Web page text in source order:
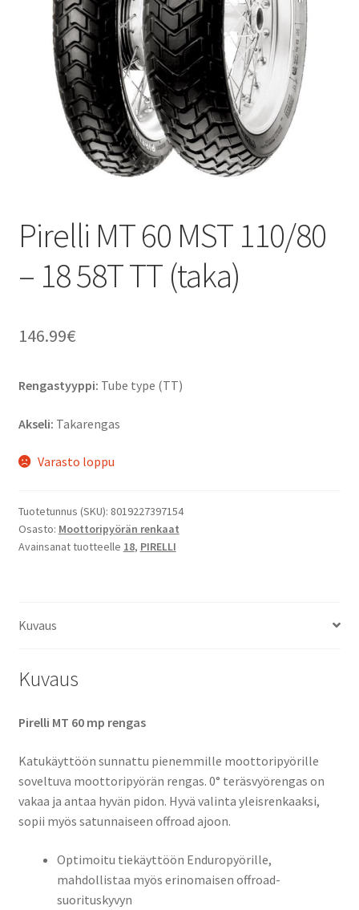
Pirelli MT 60 MST 110/80
– 18 58T TT (taka)
146.99€
Rengastyyppi: Tube type (TT)
Akseli: Takarengas
Varasto loppu
Tuotetunnus (SKU): 8019227397154
Osasto: Moottoripyörän renkaat
Avainsanat tuotteelle 18, PIRELLI
Kuvaus
Kuvaus
Pirelli MT 60 mp rengas
Katukäyttöön sunnattu pienemmille moottoripyörille
soveltuva moottoripyörän rengas. 0° teräsvyörengas on
vakaa ja antaa hyvän pidon. Hyvä valinta yleisrenkaaksi,
sopii myös satunnaiseen offroad ajoon.
Optimoitu tiekäyttöön Enduropyörille,
mahdollistaa myös erinomaisen offroad-
suorituskyvyn